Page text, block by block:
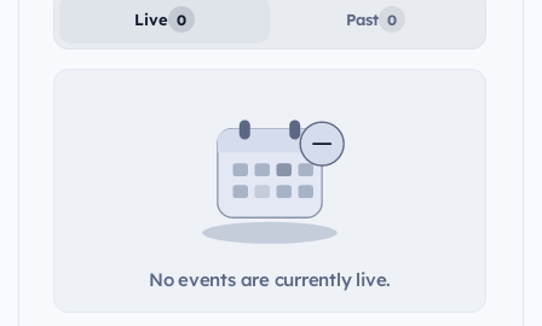
Live 0 Past 0
No events are currently live.